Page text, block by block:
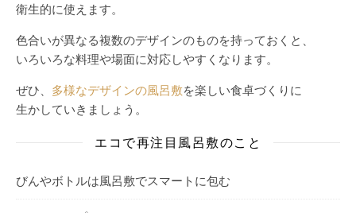
衛生的に使えます。
色合いが異なる複数のデザインのものを持っておくと、
いろいろな料理や場面に対応しやすくなります。
ぜひ、 多様なデザインの風呂敷を楽しい食卓づくりに
生かしていきましょう。
エコで再注目風呂敷のこと
びんやボトルは風呂敷でスマートに包む